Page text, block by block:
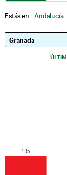
Estás en: Andalucía
135